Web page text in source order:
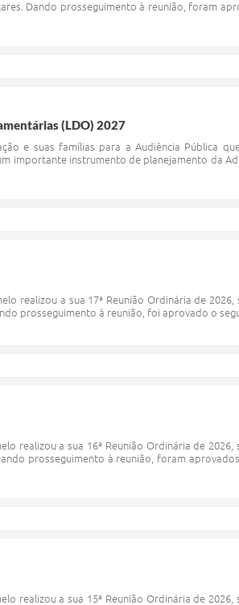
Dando prosseguimento à reunião, foram
(LDO) 2027
e suas famílias para a Audiência Pública
importante instrumento de planejamento da
realizou a sua 17ª Reunião Ordinária de
prosseguimento à reunião, foi aprovado o
realizou a sua 16ª Reunião Ordinária de
prosseguimento à reunião, foram
realizou a sua 15ª Reunião Ordinária de